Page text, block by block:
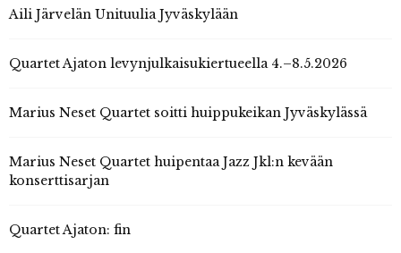
Aili Järvelän Unituulia Jyväskylään
Quartet Ajaton levynjulkaisukiertueella 4.–8.5.2026
Marius Neset Quartet soitti huippukeikan Jyväskylässä
Marius Neset Quartet huipentaa Jazz Jkl:n kevään
konserttisarjan
Quartet Ajaton: fin